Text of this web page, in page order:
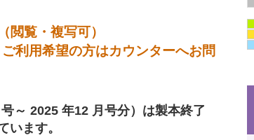
閲覧・複写可）
利用希望の方はカウンターへお問
～ 2025 年12 月号分）は製本終了
います。